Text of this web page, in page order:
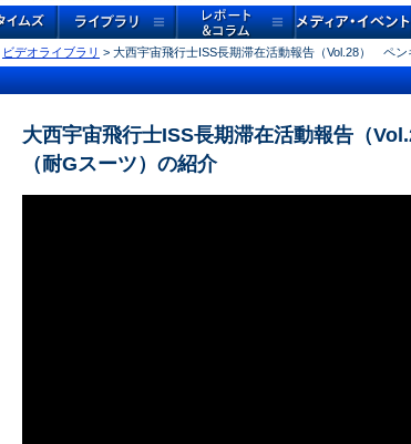
ビデオライブラリ > 大西宇宙飛行士ISS長期滞在活動報告（Vol.28） ペ
大西宇宙飛行士ISS長期滞在活動報告（
（耐Gスーツ）の紹介